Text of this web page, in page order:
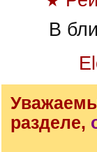
В
разделе,